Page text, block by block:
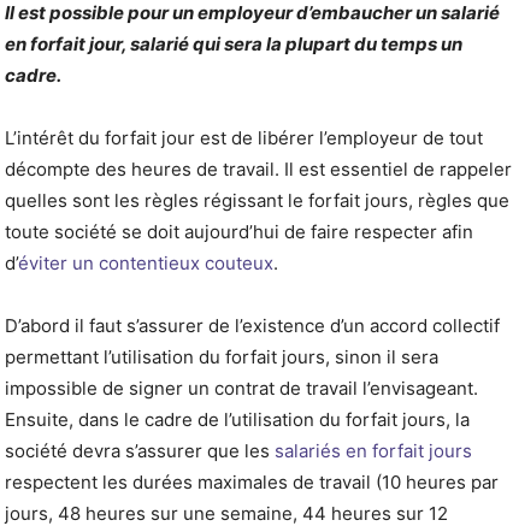
Il est possible pour un employeur d’embaucher un salarié
en forfait jour, salarié qui sera la plupart du temps un
cadre.
L’intérêt du forfait jour est de libérer l’employeur de tout
décompte des heures de travail. Il est essentiel de rappeler
quelles sont les règles régissant le forfait jours, règles que
toute société se doit aujourd’hui de faire respecter afin
d’éviter un contentieux couteux.
D’abord il faut s’assurer de l’existence d’un accord collectif
permettant l’utilisation du forfait jours, sinon il sera
impossible de signer un contrat de travail l’envisageant.
Ensuite, dans le cadre de l’utilisation du forfait jours, la
société devra s’assurer que les salariés en forfait jours
respectent les durées maximales de travail (10 heures par
jours, 48 heures sur une semaine, 44 heures sur 12